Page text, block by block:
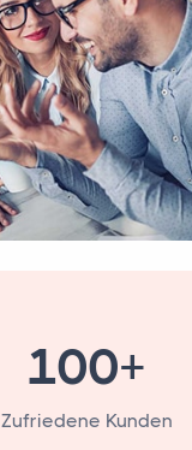
100+
Zufriedene Kunden